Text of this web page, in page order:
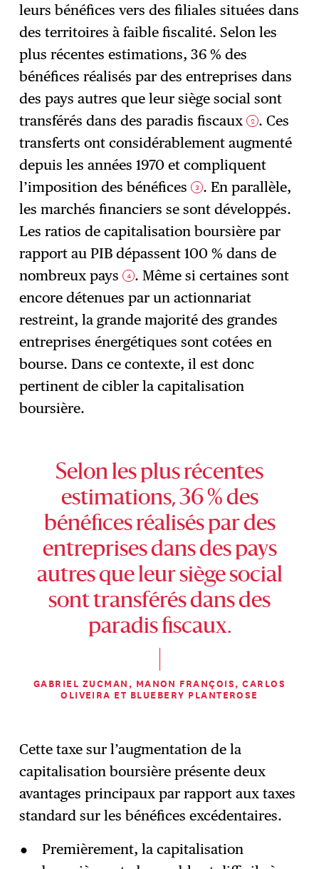
leurs bénéfices vers des filiales situées dans
des territoires à faible fiscalité. Selon les
plus récentes estimations, 36 % des
bénéfices réalisés par des entreprises dans
des pays autres que leur siège social sont
transférés dans des paradis fiscaux 2 . Ces
transferts ont considérablement augmenté
depuis les années 1970 et compliquent
l’imposition des bénéfices 3 . En parallèle,
les marchés financiers se sont développés.
Les ratios de capitalisation boursière par
rapport au PIB dépassent 100 % dans de
nombreux pays 4 . Même si certaines sont
encore détenues par un actionnariat
restreint, la grande majorité des grandes
entreprises énergétiques sont cotées en
bourse. Dans ce contexte, il est donc
pertinent de cibler la capitalisation
boursière.
Selon les plus récentes
estimations, 36 % des
bénéfices réalisés par des
entreprises dans des pays
autres que leur siège social
sont transférés dans des
paradis fiscaux.
GABRIEL ZUCMAN, MANON FRANÇOIS, CARLOS
OLIVEIRA ET BLUEBERY PLANTEROSE
Cette taxe sur l’augmentation de la
capitalisation boursière présente deux
avantages principaux par rapport aux taxes
standard sur les bénéfices excédentaires.
Premièrement, la capitalisation